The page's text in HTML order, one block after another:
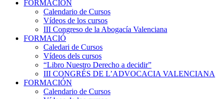
FORMACIÓN
Calendario de Cursos
Vídeos de los cursos
III Congreso de la Abogacía Valenciana
FORMACIÓ
Caledari de Cursos
Vídeos dels cursos
“Libro Nuestro Derecho a decidir”
III CONGRÉS DE L’ADVOCACIA VALENCIANA
FORMACIÓN
Calendario de Cursos